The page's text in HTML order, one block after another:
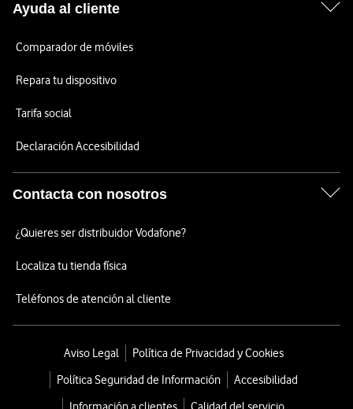
Ayuda al cliente
Comparador de móviles
Repara tu dispositivo
Tarifa social
Declaración Accesibilidad
Contacta con nosotros
¿Quieres ser distribuidor Vodafone?
Localiza tu tienda física
Teléfonos de atención al cliente
Aviso Legal
Política de Privacidad y Cookies
Política Seguridad de Información
Accesibilidad